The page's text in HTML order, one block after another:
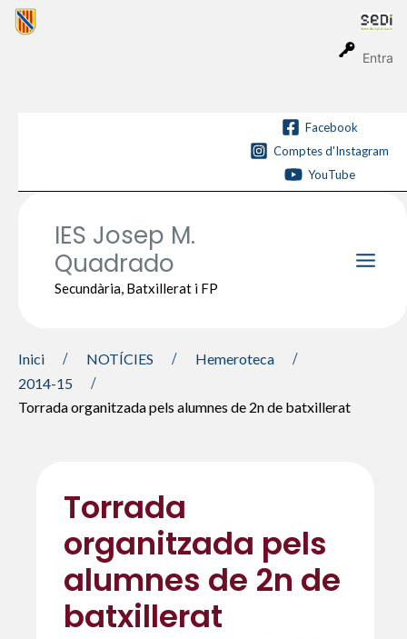
Entra
Vés
Facebook
Comptes d'Instagram
YouTube
IES Josep M.
Quadrado
Secundària, Batxillerat i FP
Inici NOTÍCIES
Hemeroteca
2014-15
Torrada organitzada pels alumnes de 2n de batxillerat
Torrada
organitzada pels
alumnes de 2n de
batxillerat